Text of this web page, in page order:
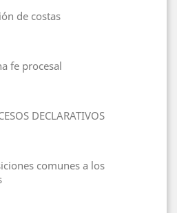
de costas
fe procesal
DECLARATIVOS
comunes a los